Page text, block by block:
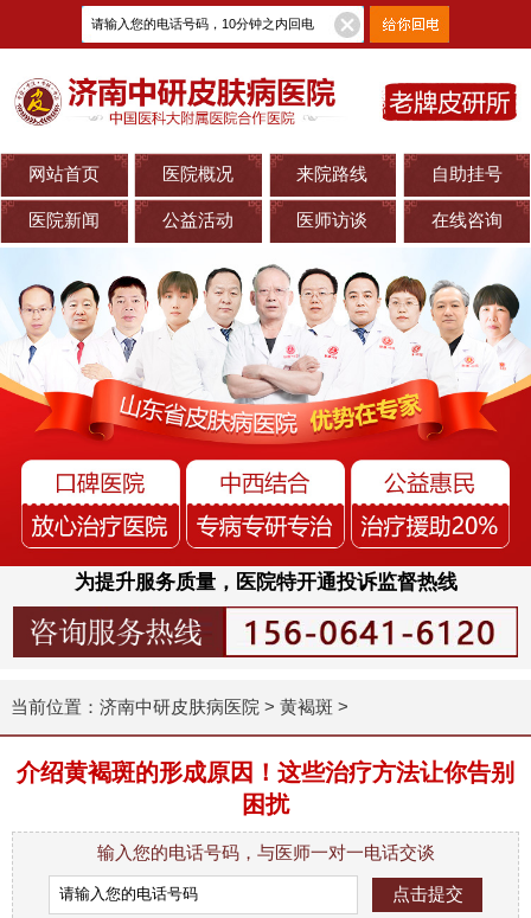
网站首页 医院概况 来院路线 自助挂号
医院新闻 公益活动 医师访谈 在线咨询
为提升服务质量，医院特开通投诉监督热线
当前位置： 济南中研皮肤病医院 > 黄褐斑 >
介绍黄褐斑的形成原因！这些治疗方法让你告别
困扰
输入您的电话号码，与医师一对一电话交谈